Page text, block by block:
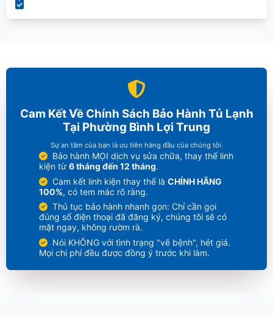
Cam Kết Về Chính Sách Bảo Hành Tủ Lạnh
Tại Phường Bình Lợi Trung
Sự an tâm của bạn là ưu tiên hàng đầu của chúng tôi.
Bảo hành MỌI dịch vụ sửa chữa, thay thế linh
kiện từ 6 tháng đến 12 tháng.
Cam kết linh kiện thay thế là CHÍNH HÃNG
100%, có tem mác rõ ràng.
Thủ tục bảo hành nhanh gọn: Chỉ cần gọi
đúng số điện thoại đã đăng ký, chúng tôi sẽ có
mặt ngay, không rườm rà.
Nói KHÔNG với tình trạng "vẽ bệnh", hét giá.
Mọi chi phí đều được đồng ý trước khi làm.